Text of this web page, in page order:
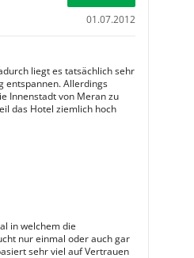
01.07.2012
liegt es tatsächlich sehr
entspannen. Allerdings
Innenstadt von Meran zu
das Hotel ziemlich hoch
in welchem die
nur einmal oder auch gar
sehr viel auf Vertrauen